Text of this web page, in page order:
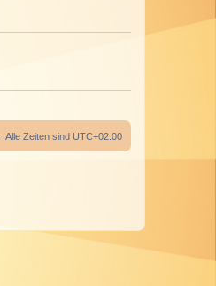
Alle Zeiten sind UTC+02:00